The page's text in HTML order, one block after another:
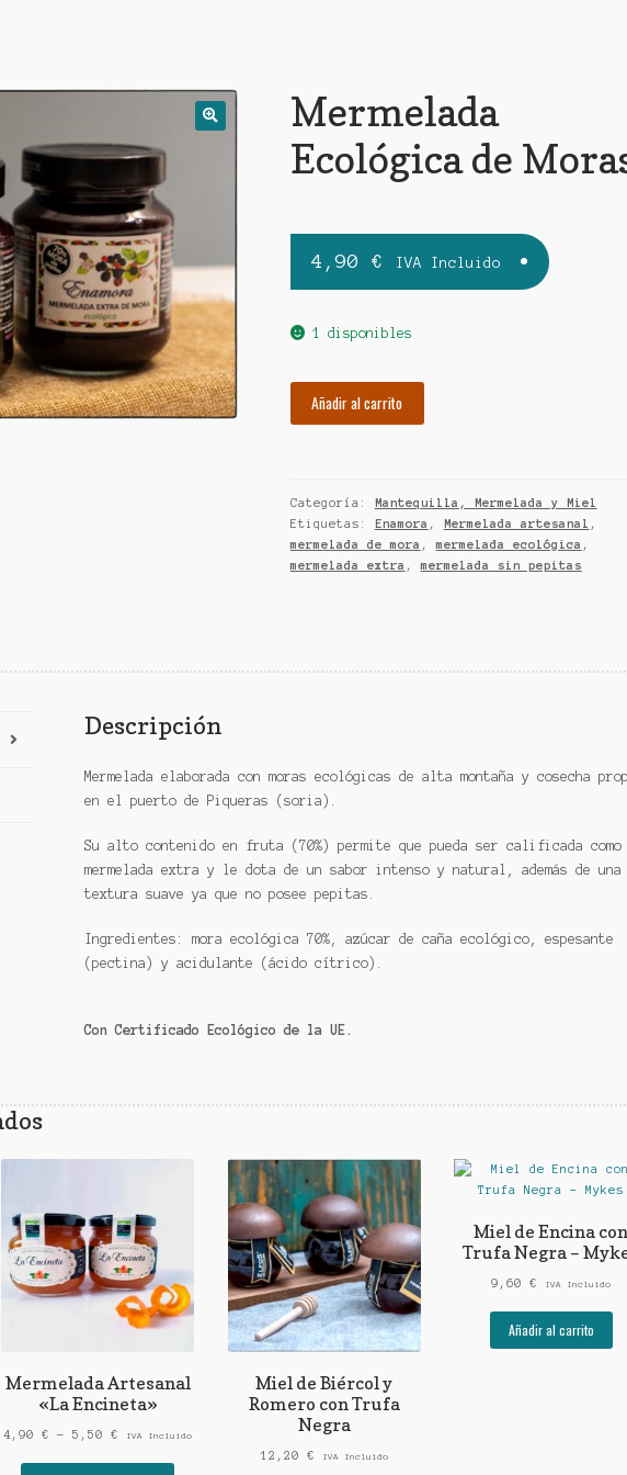
Mermelada
Ecológica de
4,90€ IVA Incluido
1 disponibles
Añadir al carrito
Categoría:
Mantequilla, Mermelada y Miel
Etiquetas:
Enamora , Mermelada artesanal ,
mermelada de mora ,mermelada ecológica ,
mermelada extra ,mermelada sin pepitas
Descripción
Mermelada elaborada con moras ecológicas de alta montaña y cosecha
en el puerto de Piqueras (soria).
Su alto contenido en fruta (70%) permite que pueda ser calificada como
mermelada extra y le dota de un sabor intenso y natural, además de una
textura suave ya que no posee pepitas.
Ingredientes: mora ecológica 70%, azúcar de caña ecológico, espesante
(pectina) y acidulante (ácido cítrico).
Con Certificado Ecológico de la UE.
Mermelada Artesanal
«La Encineta»
4,90€ - 5,50€ Rango
IVA Incluido
Miel de Biércol y
Romero con Trufa
Negra
12,20 € IVA Incluido
Miel de Encina
Trufa Negra –
9,60€ IVA Incluido
Añadir al carrito